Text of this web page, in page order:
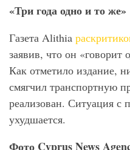
«Три года одно и то же»
Газета Alithia
заявив, что он «говорит
Как отметило издание,
смягчил транспортную
реализован. Ситуация
ухудшается.
Фото CyprusNews